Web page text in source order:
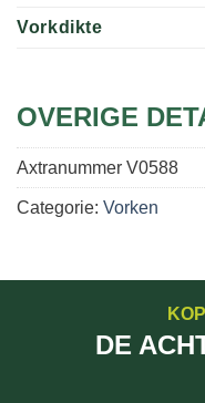
Vorkdikte
OVERIGE
Axtranummer V0588
Categorie: Vorken
DE